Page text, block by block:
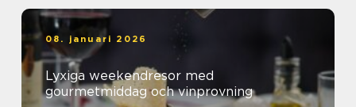
08. januari 2026
Lyxiga weekendresor med
gourmetmiddag och vinprovning